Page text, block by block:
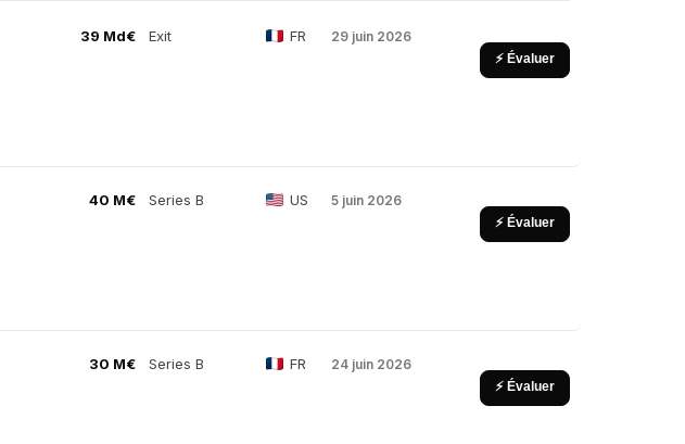
39 Md€ Exit FR 29 juin 2026
⚡ Évaluer
40 M€ Series B US 5 juin 2026
⚡ Évaluer
30 M€ Series B FR 24 juin 2026
⚡ Évaluer